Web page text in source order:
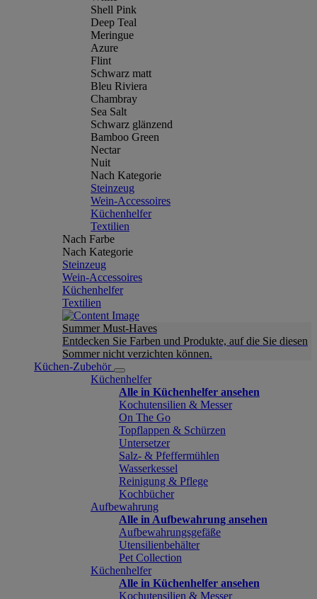
Shell Pink
Deep Teal
Meringue
Azure
Flint
Schwarz matt
Bleu Riviera
Chambray
Sea Salt
Schwarz glänzend
Bamboo Green
Nectar
Nuit
Nach Kategorie
Steinzeug
Wein-Accessoires
Küchenhelfer
Textilien
Nach Farbe
Nach Kategorie
Steinzeug
Wein-Accessoires
Küchenhelfer
Textilien
Summer Must-Haves
Entdecken Sie Farben und Produkte, auf die Sie diesen
Sommer nicht verzichten können.
Küchen-Zubehör
Küchenhelfer
Alle in Küchenhelfer ansehen
Kochutensilien & Messer
On The Go
Topflappen & Schürzen
Untersetzer
Salz- & Pfeffermühlen
Wasserkessel
Reinigung & Pflege
Kochbücher
Aufbewahrung
Alle in Aufbewahrung ansehen
Aufbewahrungsgefäße
Utensilienbehälter
Pet Collection
Küchenhelfer
Alle in Küchenhelfer ansehen
Kochutensilien & Messer